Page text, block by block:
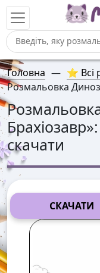
Головна — ⭐ Всі
Розмальовка
Брахіозавр
скачати
СКАЧАТИ